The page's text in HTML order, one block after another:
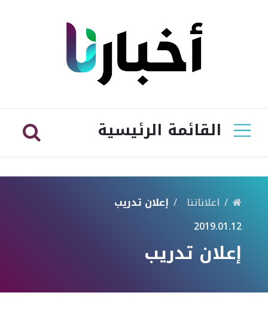
القائمة الرئيسية
اعلاناتنا
إعلان تدريب
2019.01.12
إعلان تدريب